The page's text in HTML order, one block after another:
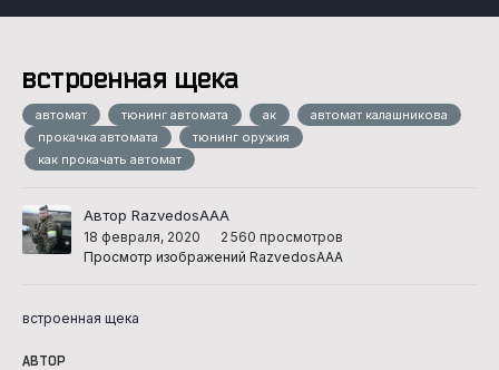
встроенная щека
автомат тюнинг автомата ак
автомат калашникова
прокачка автомата
тюнинг оружия
как прокачать автомат
Автор RazvedosAAA
18 февраля, 2020
2 560 просмотров
Просмотр изображений RazvedosAAA
встроенная щека
АВТОР